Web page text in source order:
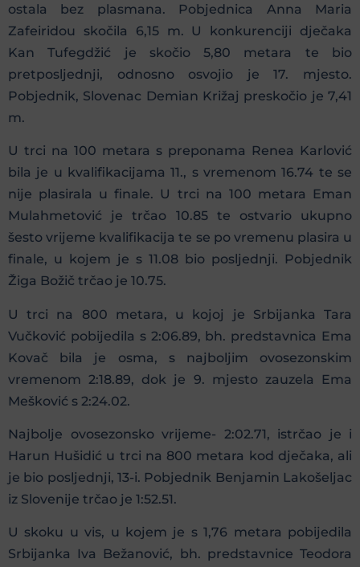
ostala bez plasmana. Pobjednica Anna Maria
Zafeiridou skočila 6,15 m. U konkurenciji dječaka
Kan Tufegdžić je skočio 5,80 metara te bio
pretposljednji, odnosno osvojio je 17. mjesto.
Pobjednik, Slovenac Demian Križaj preskočio je 7,41
m.
U trci na 100 metara s preponama Renea Karlović
bila je u kvalifikacijama 11., s vremenom 16.74 te se
nije plasirala u finale. U trci na 100 metara Eman
Mulahmetović je trčao 10.85 te ostvario ukupno
šesto vrijeme kvalifikacija te se po vremenu plasira u
finale, u kojem je s 11.08 bio posljednji. Pobjednik
Žiga Božič trčao je 10.75.
U trci na 800 metara, u kojoj je Srbijanka Tara
Vučković pobijedila s 2:06.89, bh. predstavnica Ema
Kovač bila je osma, s najboljim ovosezonskim
vremenom 2:18.89, dok je 9. mjesto zauzela Ema
Mešković s 2:24.02.
Najbolje ovosezonsko vrijeme- 2:02.71, istrčao je i
Harun Hušidić u trci na 800 metara kod dječaka, ali
je bio posljednji, 13-i. Pobjednik Benjamin Lakošeljac
iz Slovenije trčao je 1:52.51.
U skoku u vis, u kojem je s 1,76 metara pobijedila
Srbijanka Iva Bežanović, bh. predstavnice Teodora